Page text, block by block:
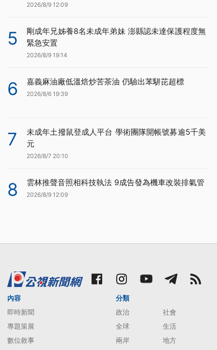
2026/8/9 12:09
5
剛成年兄姊養8名未成年弟妹 澎縣認未達保護程度無
緊急安置
2026/8/9 19:14
6 嘉義麻油廠低溫焙炒苦茶油 仍驗出苯駢芘超標
2026/8/6 19:39
7
未成年土撥鼠登成人平台 學術團隊開帳號募逾5千美
元
2026/8/7 20:10
8 雲林推聲音照相科技執法 9成告發為機車改裝排氣管
2026/8/9 12:09
內容
即時新聞
專題策展
數位敘事
分類
政治
社會
全球
生活
兩岸
地方